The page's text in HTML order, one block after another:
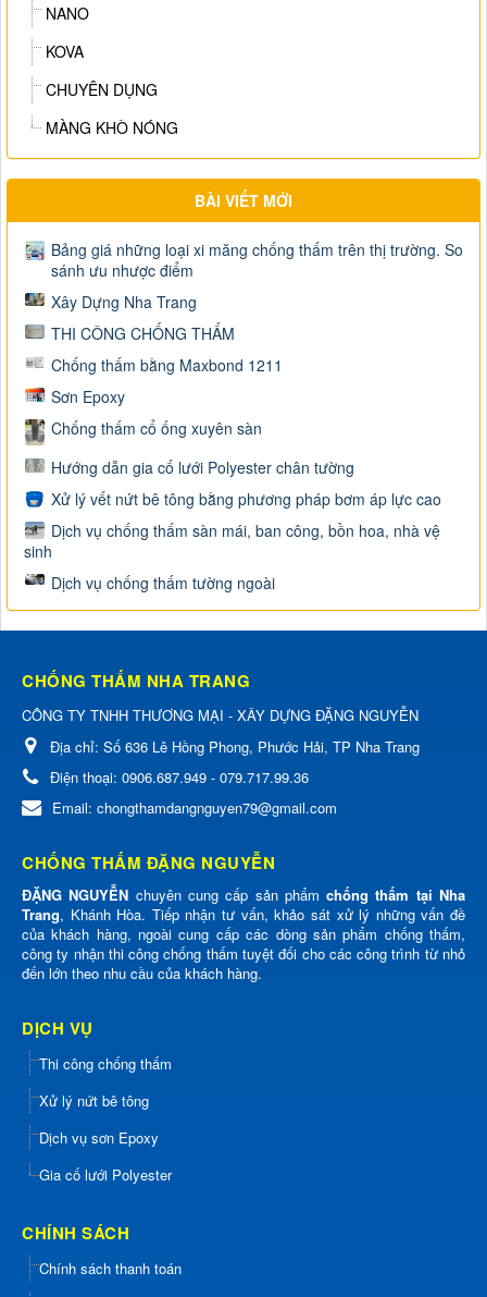
NANO
KOVA
CHUYÊN DỤNG
MÀNG KHÒ NÓNG
BÀI VIẾT MỚI
Bảng giá những loại xi măng chống thấm trên thị trường. So
sánh ưu nhược điểm
Xây Dựng Nha Trang
THI CÔNG CHỐNG THẤM
Chống thấm bằng Maxbond 1211
Sơn Epoxy
Chống thấm cổ ống xuyên sàn
Hướng dẫn gia cố lưới Polyester chân tường
Xử lý vết nứt bê tông bằng phương pháp bơm áp lực cao
Dịch vụ chống thấm sàn mái, ban công, bồn hoa, nhà vệ
sinh
Dịch vụ chống thấm tường ngoài
CHỐNG THẤM NHA TRANG
CÔNG TY TNHH THƯƠNG MẠI - XÂY DỰNG ĐẶNG NGUYỄN
Địa chỉ: Số 636 Lê Hồng Phong, Phước Hải, TP Nha Trang
Điện thoại: 0906.687.949 - 079.717.99.36
Email: chongthamdangnguyen79@gmail.com
CHỐNG THẤM ĐẶNG NGUYỄN
ĐẶNG NGUYỄN chuyên cung cấp sản phẩmchống thấm tại Nha
Trang, Khánh Hòa. Tiếp nhận tư vấn, khảo sát xử lý những vấn đề
của khách hàng, ngoài cung cấp các dòng sản phẩm chống thấm,
công ty nhận thi công chống thấm tuyệt đối cho các công trình từ nhỏ
đến lớn theo nhu cầu của khách hàng.
DỊCH VỤ
Thi công chống thấm
Xử lý nứt bê tông
Dịch vụ sơn Epoxy
Gia cố lưới Polyester
CHÍNH SÁCH
Chính sách thanh toán